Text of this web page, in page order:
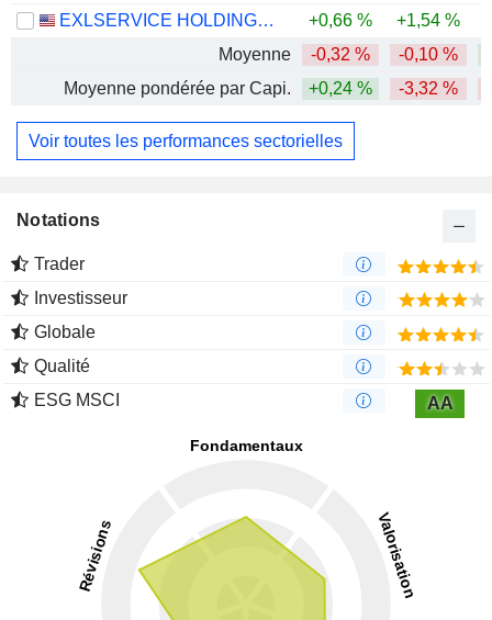
EXLSERVICE HOLDINGS, INC.
+0,66 % +1,54 %
Moyenne
-0,32 % -0,10 %
Moyenne pondérée par Capi.
+0,24 % -3,32 %
Voir toutes les performances sectorielles
Notations
Trader
Investisseur
Globale
Qualité
ESG MSCI
AA